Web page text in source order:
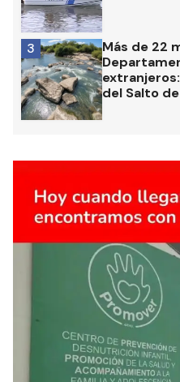
Más de 22
del Salto
3